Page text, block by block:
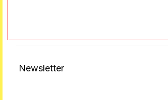
Newsletter